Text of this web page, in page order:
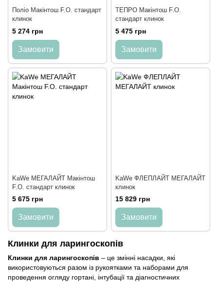
Поліо Макінтош F.O. cтандарт
клинок
5 274 грн
Замовити
ТЕПРО Макінтош F.O.
cтандарт клинок
5 475 грн
Замовити
KaWe МЕГАЛАЙТ Макінтош
F.O. cтандарт клинок
5 675 грн
Замовити
KaWe ФЛЕПЛАЙТ МЕГАЛАЙТ
клинок
15 829 грн
Замовити
Клинки для ларингоскопів
Клинки для ларингоскопів – це змінні насадки, які
використовуються разом із рукоятками та наборами для
проведення огляду гортані, інтубації та діагностичних